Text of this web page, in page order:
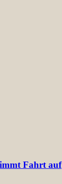
Fahrt auf